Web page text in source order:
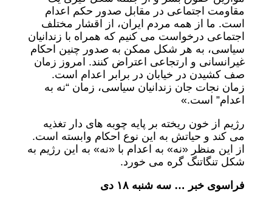
مقاومت اجتماعی در مقابل صدور حکم اعدام
است. ما از همه مردم ایران، از اقشار مختلف
اجتماعی درخواست می ‌کنیم که همراه با زندانیان
سیاسی، به هر شکل ممکن به صدور چنین احکام
غیرانسانی و ارتجاعی اعتراض کنند. امروز زمان
صف کشیدن در خیابان در برابر اعدام است.
زمان نجات جان زندانیان سیاسی، زمان “نه به
اعدام” است.»
رژیم از خون ریخته بر پایه چوبه های دار تغذیه
می کند و حیاتش به این نوع احکام وابسته است.
از این منظر «نه» به اعدام با «نه» به این رژیم به
شکل تنگاتنگ گره می خورد.
فراسوی خبر … سه شنبه ۱۸ دی